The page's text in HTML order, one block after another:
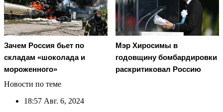
Зачем Россия бьет по
складам «шоколада и
мороженного»
Мэр Хиросимы в
годовщину бомбардировки
раскритиковал Россию
Новости по теме
18:57 Авг. 6, 2024